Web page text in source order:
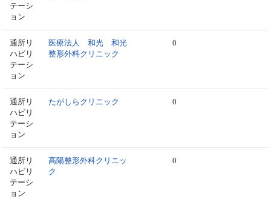
テーシ
ョン
通所リ
ハビリ
テーシ
ョン
医療法人 和光 和光
整形外科クリニック
0
通所リ
ハビリ
テーシ
ョン
たがしらクリニック 0
通所リ
ハビリ
テーシ
ョン
高陽整形外科クリニッ
ク
0